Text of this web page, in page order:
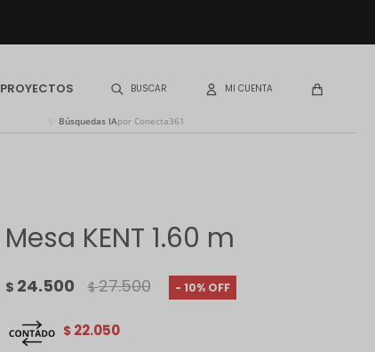
PROYECTOS
Búsquedas IApor Conecta361
Mesa KENT 1.60 m
$ 24.500 $ 27.500 10
$ 22.050